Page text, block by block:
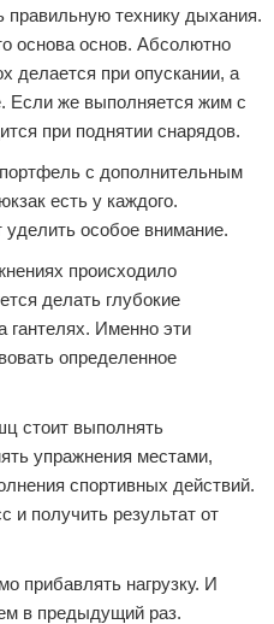
технику дыхания.
основа основ. Абсолютно
делается при опускании, а
Если же выполняется жим с
при поднятии снарядов.
с дополнительным
есть у каждого.
особое внимание.
происходило
делать глубокие
гантелях. Именно эти
определенное
стоит выполнять
упражнения местами,
спортивных действий.
и получить результат от
прибавлять нагрузку. И
в предыдущий раз.